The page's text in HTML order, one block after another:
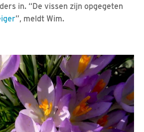
in. “De vissen zijn opgegeten
”, meldt Wim.